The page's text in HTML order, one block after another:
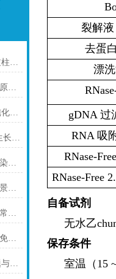
His-Tag蛋白纯化磁珠与传统过柱层析纯化方式
微藻线粒体提取试剂盒的操作原理与实验优化指南
His-Tag蛋白纯化磁珠原理及纯化步骤
White培养基对不同植物细胞生长的影响
信噪比的幕后守护者——免疫染色洗涤液的科学原理与核心价值
乙醛脱氢酶试剂盒信号弱、背景高、重复性差怎么办？
免疫染色封闭液的操作要点与常见问题解决方案
如何根据实验目的选择合适的免疫染色封闭剂
His-Tag蛋白纯化磁珠常见问题与解决方案
裂解
去蛋
漂
gDNA 过
RNA 吸
RNase-
RNase-Free
自备试剂
无水乙
保存条件
室温（15